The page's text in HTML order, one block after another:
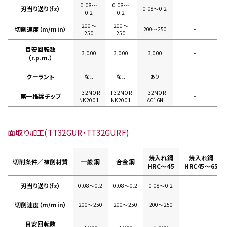
刃当り送り（fz）
0.08〜
0.2
0.08〜
0.2
0.08〜0.2 −
切削速度（m/min）
200〜
250
200〜
250
200〜250 −
目安回転数
（r.p.m.）
3,000 3,000 3,000 −
クーラント なし なし あり −
第一推奨チップ
T32MOR
NK2001
T32MOR
NK2001
T32MOR
AC16N
−
面取り加工(TT32GUR・TT32GURF)
切削条件／被削材質 一般鋼 合金鋼
焼入れ鋼
HRC～45
焼入れ鋼
HRC45～65
刃当り送り（fz） 0.08〜0.2 0.08〜0.2 0.08〜0.2 −
切削速度（m/min） 200〜250 200〜250 200〜250 −
目安回転数